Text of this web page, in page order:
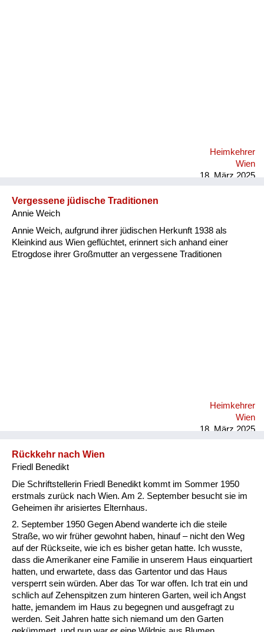
Heimkehrer
Wien
18. März 2025
Vergessene jüdische Traditionen
Annie Weich
Annie Weich, aufgrund ihrer jüdischen Herkunft 1938 als
Kleinkind aus Wien geflüchtet, erinnert sich anhand einer
Etrogdose ihrer Großmutter an vergessene Traditionen
Heimkehrer
Wien
18. März 2025
Rückkehr nach Wien
Friedl Benedikt
Die Schriftstellerin Friedl Benedikt kommt im Sommer 1950
erstmals zurück nach Wien. Am 2. September besucht sie im
Geheimen ihr arisiertes Elternhaus.
2. September 1950 Gegen Abend wanderte ich die steile
Straße, wo wir früher gewohnt haben, hinauf – nicht den Weg
auf der Rückseite, wie ich es bisher getan hatte. Ich wusste,
dass die Amerikaner eine Familie in unserem Haus einquartiert
hatten, und erwartete, dass das Gartentor und das Haus
versperrt sein würden. Aber das Tor war offen. Ich trat ein und
schlich auf Zehenspitzen zum hinteren Garten, weil ich Angst
hatte, jemandem im Haus zu begegnen und ausgefragt zu
werden. Seit Jahren hatte sich niemand um den Garten